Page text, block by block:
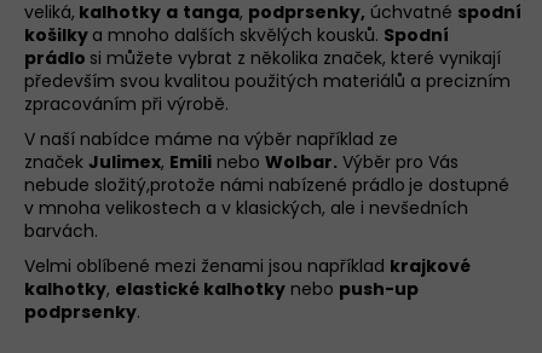
veliká, kalhotky a tanga, podprsenky, úchvatné spodní
košilky a mnoho dalších skvělých kousků. Spodní
prádlo si můžete vybrat z několika značek, které vynikají
především svou kvalitou použitých materiálů a precizním
zpracováním při výrobě.
V naší nabídce máme na výběr například ze
značek Julimex, Emili nebo Wolbar. Výběr pro Vás
nebude složitý,protože námi nabízené prádlo je dostupné
v mnoha velikostech a v klasických, ale i nevšedních
barvách.
Velmi oblíbené mezi ženami jsou například krajkové
kalhotky, elastické kalhotky nebo push-up
podprsenky.
b
u
j
e
t
e
n
a
j
í